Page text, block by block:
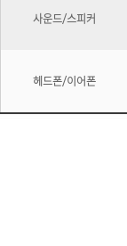
사운드/스피커
헤드폰/이어폰